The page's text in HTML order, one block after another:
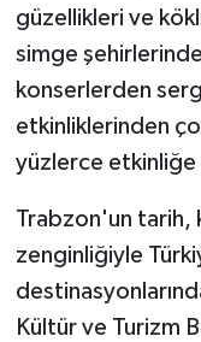
güzellikleri ve
simge
konserlerden
etkinliklerinden
yüzlerce etkinliğe
Trabzon'un tarih,
zenginliğiyle
Kültür ve Turizm